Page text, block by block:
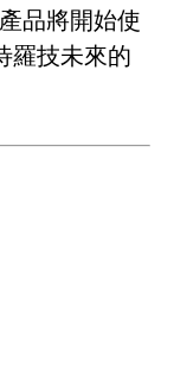
品將開始使
羅技未來的